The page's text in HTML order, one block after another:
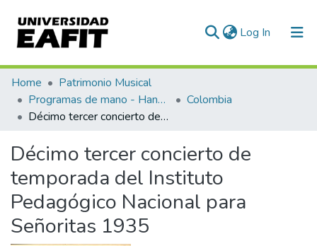
Log In (current)
Communities & Collections
All of DSpace
Home
Patrimonio Musical
Programas de mano - Hand programs
Colombia
Décimo tercer concierto de temporada del Instituto Pedagógico Nacional para Señoritas 1935
Décimo tercer concierto de
temporada del Instituto
Pedagógico Nacional para
Señoritas 1935